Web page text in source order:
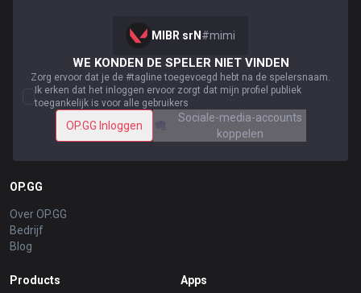
MIBR srN #mimi
WE KONDEN DE SPELER NIET VINDEN
Zorg ervoor dat je de #tagline toegevoegd hebt na de spelersnaam.
Ik erken dat het inloggen ervoor zorgt dat mijn profiel publiek
toegankelijk is voor alle gebruikers
OP.GG Inloggen
Sociale-media-accounts
koppelen
OP.GG
Over OP.GG
Bedrijf
Blog
Products Apps